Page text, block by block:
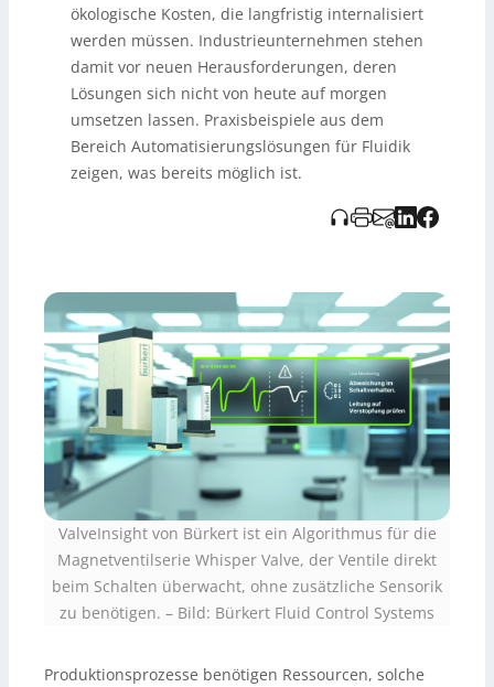
Food/Algen, Bioreaktoren für kultivierte Proteine,
Wasserstofftechnologie), in denen passende
Komponenten und Prozess-Know-how entscheidend
sind. Abschließend betont der Text, dass neue
Geschäftsmodelle wie „Equipment as a Service“ oder
erfolgsbasierte Vergütung den Umstieg erleichtern, weil
Hersteller Komponenten im Besitz behalten und
Wiederverwendung bzw. Aufbereitung besser steuern
ökologische Kosten, die langfristig internalisiert
werden müssen. Industrieunternehmen stehen
damit vor neuen Herausforderungen, deren
Lösungen sich nicht von heute auf morgen
umsetzen lassen. Praxisbeispiele aus dem
Bereich Automatisierungslösungen für Fluidik
zeigen, was bereits möglich ist.
ValveInsight von Bürkert ist ein Algorithmus für die
Magnetventilserie Whisper Valve, der Ventile direkt
beim Schalten überwacht, ohne zusätzliche Sensorik
zu benötigen. – Bild: Bürkert Fluid Control Systems
Produktionsprozesse benötigen Ressourcen, solche